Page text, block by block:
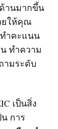
านมากขึ้น
ยให้คุณ
ำคะแนน
ทำความ
ามระดับ
เป็นสิ่ง
การ